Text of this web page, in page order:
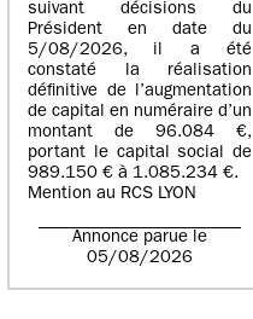
suivant décisions du
Président en date du
5/08/2026, il a été
constaté la réalisation
définitive de l’augmentation
de capital en numéraire d’un
montant de 96.084 €,
portant le capital social de
989.150 € à 1.085.234 €.
Mention au RCS LYON
Annonce parue le
05/08/2026